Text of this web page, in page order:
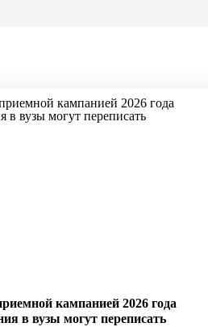
кампанией 2026 года
в вузы могут переписать